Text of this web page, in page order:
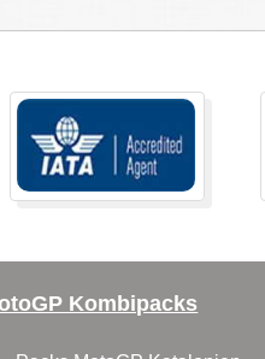
Kombipacks